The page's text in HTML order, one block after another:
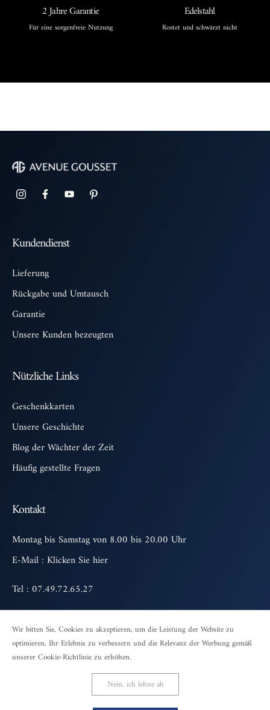
2 Jahre Garantie
Für eine sorgenfreie Nutzung
Edelstahl
Rostet und schwärzt nicht
Wir bitten Sie, Cookies zu akzeptieren, um die Leistung der Website zu
optimieren, Ihr Erlebnis zu verbessern und die Relevanz der Werbung gemäß
unserer Cookie-Richtlinie zu erhöhen.
Nein, ich lehne ab
Kundendienst
Lieferung
Rückgabe und Umtausch
Garantie
Unsere Kunden bezeugten
Nützliche Links
Geschenkkarten
Unsere Geschichte
Blog der Wächter der Zeit
Häufig gestellte Fragen
Kontakt
Montag bis Samstag von 8.00 bis 20.00 Uhr
E-Mail : Klicken Sie hier
Tel : 07.49.72.65.27
© 2026 Avenue Gousset - Alle Rechte vorbehalten
Allgemeine Verkaufs- und Nutzungsbedingungen